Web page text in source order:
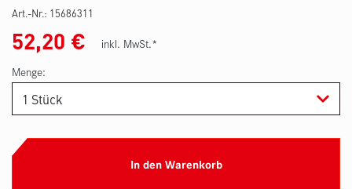
Art.-Nr.: 15686311
52,20 €
inkl. MwSt.*
Menge:
In den Warenkorb